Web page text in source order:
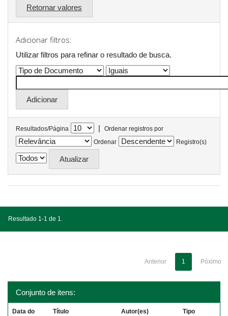
Retornar valores
Adicionar filtros:
Utilizar filtros para refinar o resultado de busca.
Resultados/Página |
Ordenar registros por
Ordenar
Registro(s)
Resultado 1-1 de 1.
Anterior 1 Póximo
Conjunto de itens:
Data do
Título Autor(es) Tipo